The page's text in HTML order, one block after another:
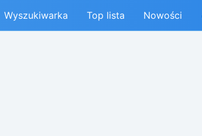
Wyszukiwarka Top lista Nowości